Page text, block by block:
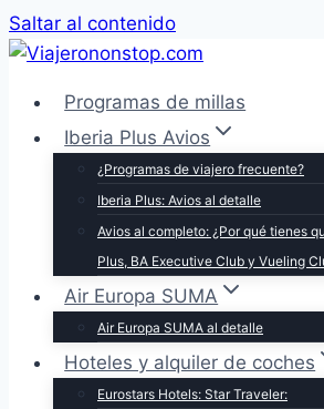
Saltar al contenido
Programas de millas
Iberia Plus Avios
¿Programas de viajero frecuente?
Iberia Plus: Avios al detalle
Avios al completo: ¿Por qué tienes
Plus, BA Executive Club y Vueling
Air Europa SUMA
Air Europa SUMA al detalle
Hoteles y alquiler de coches
Eurostars Hotels: Star Traveler: